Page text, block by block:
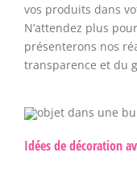
vos produits dans
N’attendez plus
présenterons nos
transparence et du
Idées de décoration